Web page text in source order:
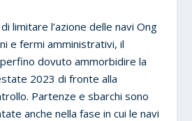
limitare l’azione delle navi Ong
e fermi amministrativi, il
dovuto ammorbidire la
2023 di fronte alla
Partenze e sbarchi sono
anche nella fase in cui le navi